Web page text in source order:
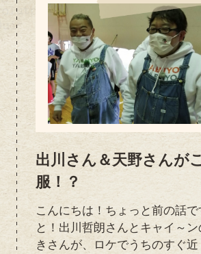
出川さん＆天野さんが
服！？
こんにちは！ちょっと前の話
と！出川哲朗さんとキャイ～
きさんが、ロケでうちのすぐ